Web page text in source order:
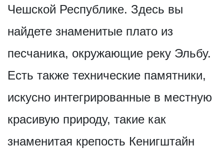
Чешской Республике. Здесь вы
найдете знаменитые плато из
песчаника, окружающие реку Эльбу.
Есть также технические памятники,
искусно интегрированные в местную
красивую природу, такие как
знаменитая крепость Кенигштайн